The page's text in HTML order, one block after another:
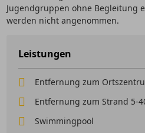
Jugendgruppen ohne Begleitung
werden nicht angenommen.
Leistungen
Entfernung zum
Entfernung zum Strand 5-
Swimmingpool